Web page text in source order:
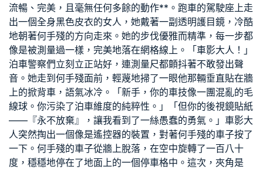
流暢、完美，且毫無任何多餘的動作**。跑車的駕駛座上走
出一個全身黑色皮衣的女人，她戴著一副透明護目鏡，冷酷
地朝著何手殘的方向走來。她的步伐優雅而精準，每一步都
像是被測量過一樣，完美地落在網格線上。「車影大人！」
泊車警察們立刻立正站好，連測量尺都顫抖著不敢發出聲
音。她走到何手殘面前，輕蔑地掃了一眼他那輛垂直貼在牆
上的掀背車，語氣冰冷。「新手，你的車技像一團混亂的毛
線球。你污染了泊車維度的純粹性。」「但你的後視鏡貼紙
——『永不放棄』，讓我看到了一絲愚蠢的勇氣。」車影大
人突然掏出一個像是遙控器的裝置，對著何手殘的車子按了
一下。何手殘的車子從牆上脫落，在空中旋轉了一百八十
度，穩穩地停在了地面上的一個停車格中。這次，夾角是